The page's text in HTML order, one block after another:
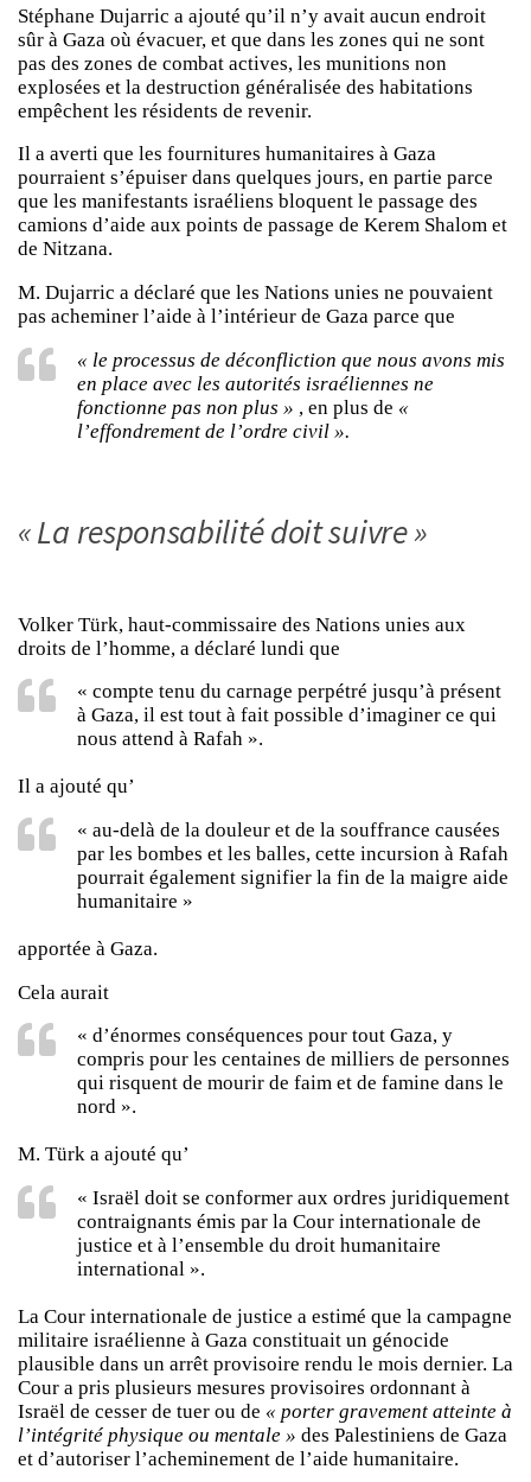
Stéphane Dujarric a ajouté qu’il n’y avait aucun endroit
sûr à Gaza où évacuer, et que dans les zones qui ne sont
pas des zones de combat actives, les munitions non
explosées et la destruction généralisée des habitations
empêchent les résidents de revenir.
Il a averti que les fournitures humanitaires à Gaza
pourraient s’épuiser dans quelques jours, en partie parce
que les manifestants israéliens bloquent le passage des
camions d’aide aux points de passage de Kerem Shalom et
de Nitzana.
M. Dujarric a déclaré que les Nations unies ne pouvaient
pas acheminer l’aide à l’intérieur de Gaza parce que
« le processus de déconfliction que nous avons mis
en place avec les autorités israéliennes ne
fonctionne pas non plus » , en plus de «
l’effondrement de l’ordre civil ».
« La responsabilité doit suivre »
Volker Türk, haut-commissaire des Nations unies aux
droits de l’homme, a déclaré lundi que
« compte tenu du carnage perpétré jusqu’à présent
à Gaza, il est tout à fait possible d’imaginer ce qui
nous attend à Rafah ».
Il a ajouté qu’
« au-delà de la douleur et de la souffrance causées
par les bombes et les balles, cette incursion à Rafah
pourrait également signifier la fin de la maigre aide
humanitaire »
apportée à Gaza.
Cela aurait
« d’énormes conséquences pour tout Gaza, y
compris pour les centaines de milliers de personnes
qui risquent de mourir de faim et de famine dans le
nord ».
M. Türk a ajouté qu’
« Israël doit se conformer aux ordres juridiquement
contraignants émis par la Cour internationale de
justice et à l’ensemble du droit humanitaire
international ».
La Cour internationale de justice a estimé que la campagne
militaire israélienne à Gaza constituait un génocide
plausible dans un arrêt provisoire rendu le mois dernier. La
Cour a pris plusieurs mesures provisoires ordonnant à
Israël de cesser de tuer ou de « porter gravement atteinte à
l’intégrité physique ou mentale » des Palestiniens de Gaza
et d’autoriser l’acheminement de l’aide humanitaire.